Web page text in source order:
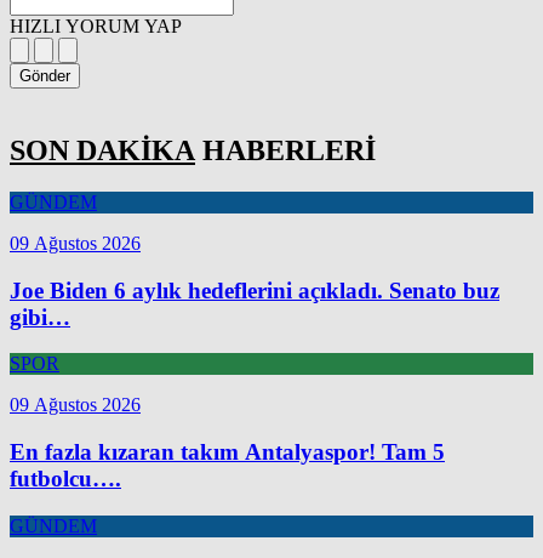
HIZLI YORUM YAP
Gönder
SON DAKİKA HABERLERİ
GÜNDEM
09 Ağustos 2026
Joe Biden 6 aylık hedeflerini açıkladı. Senato buz
gibi…
SPOR
09 Ağustos 2026
En fazla kızaran takım Antalyaspor! Tam 5
futbolcu….
GÜNDEM